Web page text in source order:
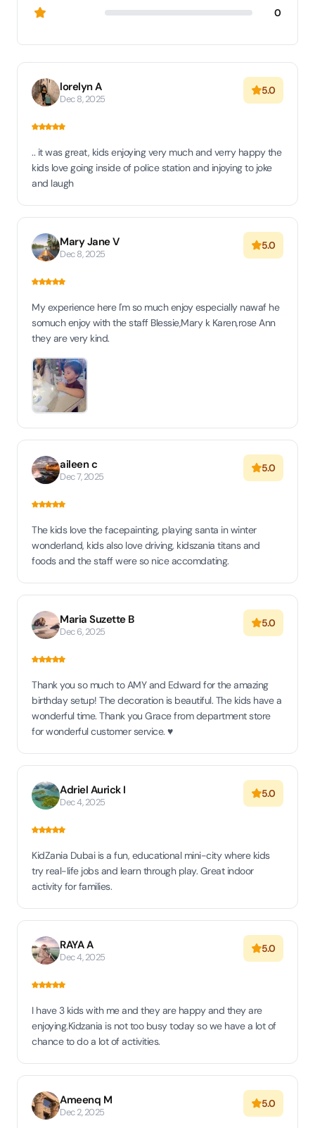
0
lorelyn A
Dec 8, 2025
5.0
.. it was great, kids enjoying very much and verry happy the
kids love going inside of police station and injoying to joke
and laugh
Mary Jane V
Dec 8, 2025
5.0
My experience here I'm so much enjoy especially nawaf he
somuch enjoy with the staff Blessie,Mary k Karen,rose Ann
they are very kind.
aileen c
Dec 7, 2025
5.0
The kids love the facepainting, playing santa in winter
wonderland, kids also love driving, kidszania titans and
foods and the staff were so nice accomdating.
Maria Suzette B
Dec 6, 2025
5.0
Thank you so much to AMY and Edward for the amazing
birthday setup! The decoration is beautiful. The kids have a
wonderful time. Thank you Grace from department store
for wonderful customer service. ♥️
Adriel Aurick I
Dec 4, 2025
5.0
KidZania Dubai is a fun, educational mini-city where kids
try real-life jobs and learn through play. Great indoor
activity for families.
RAYA A
Dec 4, 2025
5.0
I have 3 kids with me and they are happy and they are
enjoying.Kidzania is not too busy today so we have a lot of
chance to do a lot of activities.
Ameenq M
Dec 2, 2025
5.0